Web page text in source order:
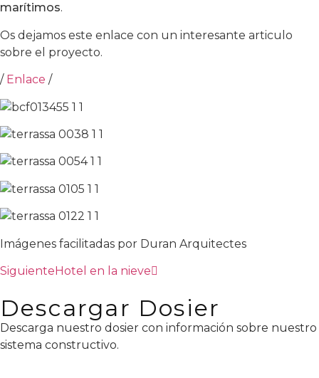
marítimos.
Os dejamos este enlace con un interesante articulo
sobre el proyecto.
/ Enlace /
Imágenes facilitadas por Duran Arquitectes
SiguienteHotel en la nieve
Descargar Dosier
Descarga nuestro dosier con información sobre nuestro
sistema constructivo.